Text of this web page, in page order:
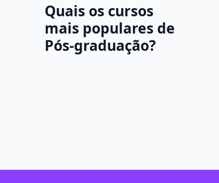
Quais os cursos
mais populares de
Pós-graduação?